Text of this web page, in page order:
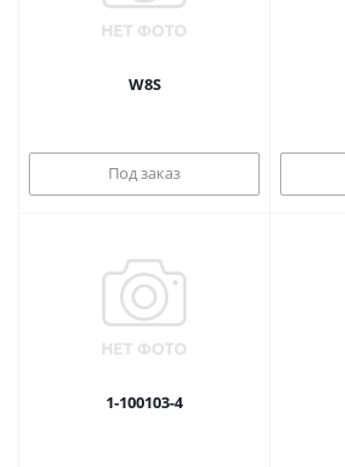
W8S
Под заказ
1-100103-4